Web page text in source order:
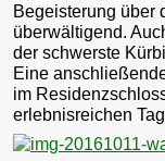
Begeisterung über
überwältigend.
der schwerste
Eine
im
erlebnisreichen